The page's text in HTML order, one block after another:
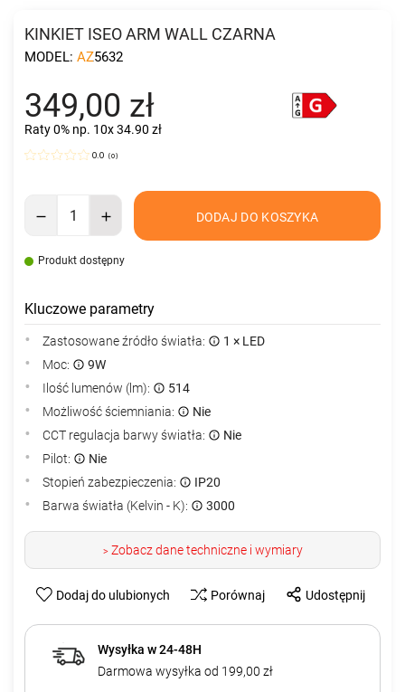
KINKIET ISEO ARM WALL CZARNA
MODEL: AZ5632
349,00 zł
Raty 0% np. 10x 34.90 zł
0.0 (0)
DODAJ DO KOSZYKA
Produkt dostępny
Kluczowe parametry
Zastosowane źródło światła:
1 × LED
Moc:
9W
Ilość lumenów (lm):
514
Możliwość ściemniania:
Nie
CCT regulacja barwy światła:
Nie
Pilot:
Nie
Stopień zabezpieczenia:
IP20
Barwa światła (Kelvin - K):
3000
>Zobacz dane techniczne i wymiary
Dodaj do ulubionych Porównaj Udostępnij
Wysyłka w 24-48H
Darmowa wysyłka od 199,00 zł